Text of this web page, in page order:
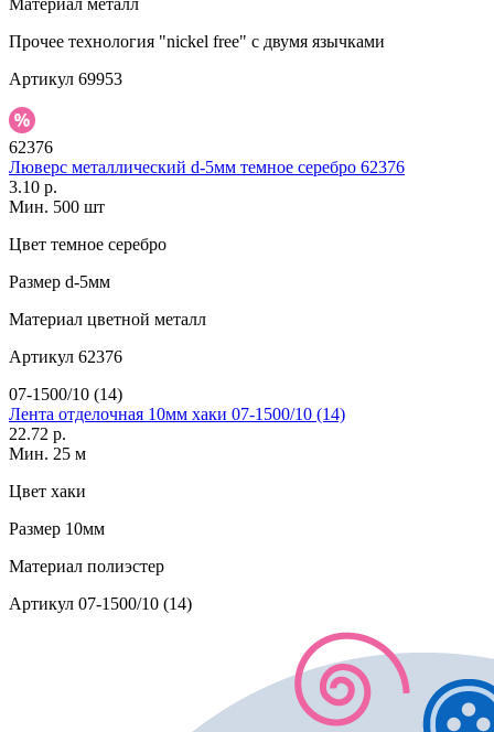
Материал металл
Прочее технология "nickel free" с двумя язычками
Артикул 69953
62376
Люверс металлический d-5мм темное серебро 62376
3.10 р.
Мин. 500 шт
Цвет темное серебро
Размер d-5мм
Материал цветной металл
Артикул 62376
07-1500/10 (14)
Лента отделочная 10мм хаки 07-1500/10 (14)
22.72 р.
Мин. 25 м
Цвет хаки
Размер 10мм
Материал полиэстер
Артикул 07-1500/10 (14)